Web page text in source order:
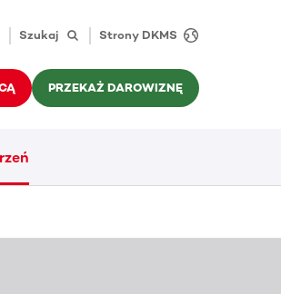
Szukaj Strony DKMS
PRZEKAŻ DAROWIZNĘ